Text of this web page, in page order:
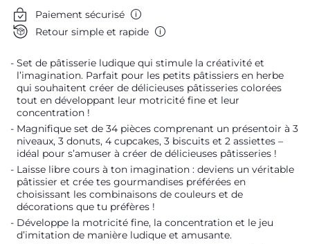
Paiement sécurisé
Retour simple et rapide
Set de pâtisserie ludique qui stimule la créativité et
l’imagination. Parfait pour les petits pâtissiers en herbe
qui souhaitent créer de délicieuses pâtisseries colorées
tout en développant leur motricité fine et leur
concentration !
Magnifique set de 34 pièces comprenant un présentoir à 3
niveaux, 3 donuts, 4 cupcakes, 3 biscuits et 2 assiettes –
idéal pour s’amuser à créer de délicieuses pâtisseries !
Laisse libre cours à ton imagination : deviens un véritable
pâtissier et crée tes gourmandises préférées en
choisissant les combinaisons de couleurs et de
décorations que tu préfères !
Développe la motricité fine, la concentration et le jeu
d’imitation de manière ludique et amusante.